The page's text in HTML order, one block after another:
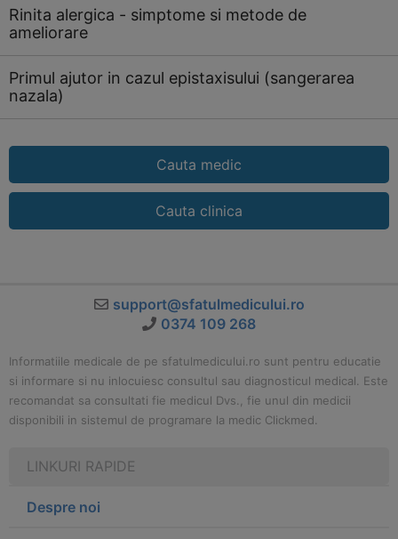
Rinita alergica - simptome si metode de
ameliorare
Primul ajutor in cazul epistaxisului (sangerarea
nazala)
Cauta medic
Cauta clinica
support@sfatulmedicului.ro
0374 109 268
Informatiile medicale de pe sfatulmedicului.ro sunt pentru educatie
si informare si nu inlocuiesc consultul sau diagnosticul medical. Este
recomandat sa consultati fie medicul Dvs., fie unul din medicii
disponibili in sistemul de programare la medic Clickmed.
LINKURI RAPIDE
Despre noi